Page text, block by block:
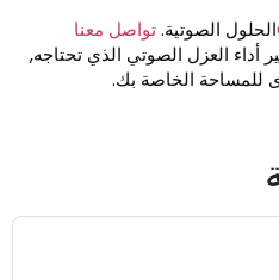
الصوتية.تواصل معنا
العزل الصوتي الذي تحتاجه,
الخاصة بك.